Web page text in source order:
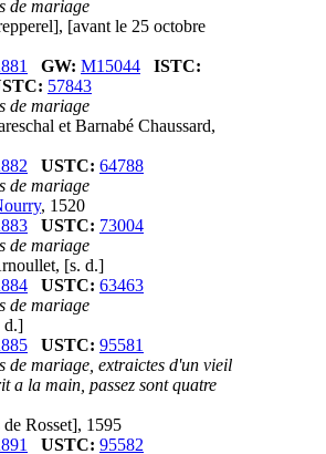
de mariage
[avant le 25 octobre
GW: M15044
ISTC:
57843
de mariage
et Barnabé Chaussard,
USTC: 64788
de mariage
, 1520
USTC: 73004
de mariage
[s. d.]
USTC: 63463
de mariage
d.]
USTC: 95581
de mariage, extraictes d'un vieil
a la main, passez sont quatre
Rosset], 1595
USTC: 95582